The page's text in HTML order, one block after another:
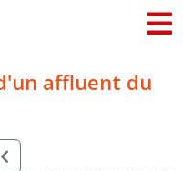
affluent du